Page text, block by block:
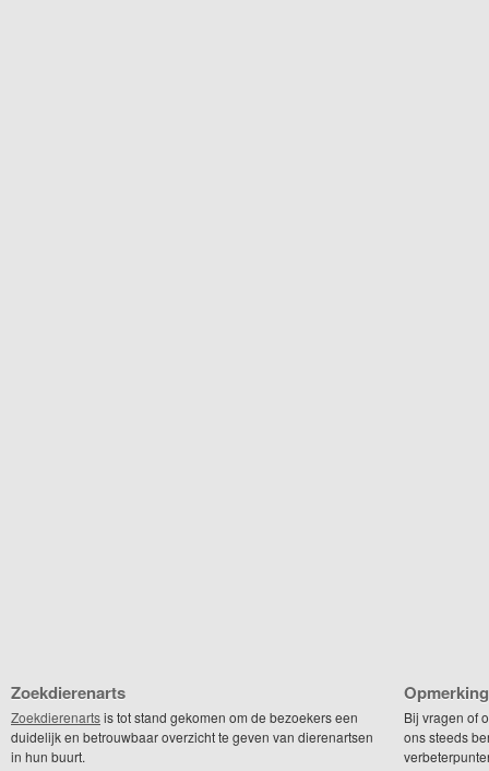
Zoekdierenarts
Zoekdierenartsis tot stand gekomen om de bezoekers een
duidelijk en betrouwbaar overzicht te geven van dierenartsen
in hun buurt.
Bij vragen of
ons steeds